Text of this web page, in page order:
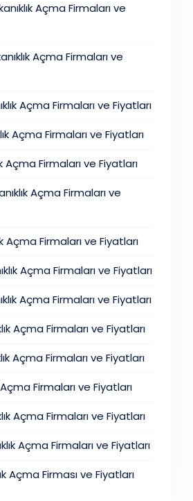
Açma Firmaları ve
Açma Firmaları ve
Açma Firmaları ve Fiyatları
Açma Firmaları ve Fiyatları
Açma Firmaları ve Fiyatları
Açma Firmaları ve
Açma Firmaları ve Fiyatları
Açma Firmaları ve Fiyatları
Açma Firmaları ve Fiyatları
Açma Firmaları ve Fiyatları
Açma Firmaları ve Fiyatları
Açma Firmaları ve Fiyatları
Açma Firmaları ve Fiyatları
Açma Firmaları ve Fiyatları
Açma Firması ve Fiyatları